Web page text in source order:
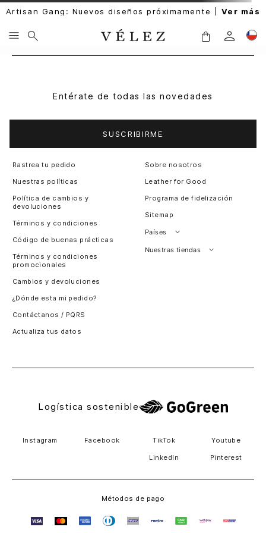
Artisan Gang: Nuevos diseños próximamente | Ver más
Entérate de todas las novedades
SUSCRIBIRME
Rastrea tu pedido
Nuestras políticas
Política de cambios y
devoluciones
Términos y condiciones
Código de buenas prácticas
Términos y condiciones
promocionales
Cambios y devoluciones
¿Dónde esta mi pedido?
Contáctanos / PQRS
Actualiza tus datos
Sobre nosotros
Leather for Good
Programa de fidelización
Sitemap
Países
Perú
Nuestras tiendas
Logística sostenible
Instagram Facebook TikTok Youtube
LinkedIn Pinterest
Métodos de pago